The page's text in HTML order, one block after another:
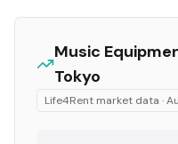
Music
Tokyo
Life4Rent market data ·